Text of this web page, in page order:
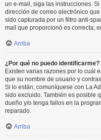
un e-mail, siga las instrucciones.
dirección de correo electrónico
sido capturada por un filtro anti-
mail que proporcionó es correcta,
Arriba
¿Por qué no puedo identificarme?
Existen varias razones por lo cuál
que su nombre de usuario y
Si lo están, comuníquese con La
sido excluido. También es posible
dueño y/o tenga fallos en la
reparado.
Arriba